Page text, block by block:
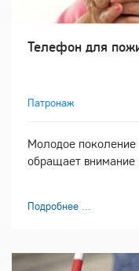
Телефон для
Патронаж
Молодое
обращает внимание
Подробнее ...